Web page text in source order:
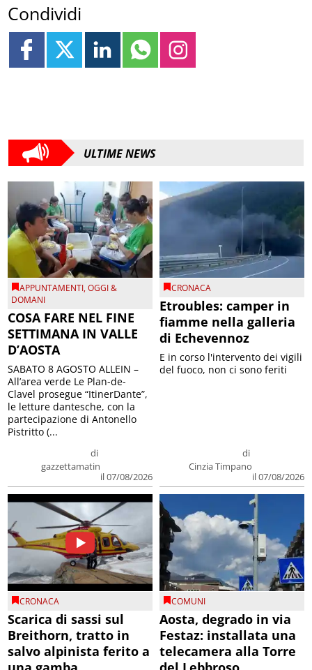
Condividi
ULTIME NEWS
APPUNTAMENTI,OGGI &
DOMANI
COSA FARE NEL FINE
SETTIMANA IN VALLE
D’AOSTA
di
gazzettamatin
il 07/08/2026
SABATO 8 AGOSTO ALLEIN –
All’area verde Le Plan-de-
Clavel prosegue “ItinerDante”,
le letture dantesche, con la
partecipazione di Antonello
Pistritto (...
CRONACA
Etroubles: camper in
fiamme nella galleria
di Echevennoz
di
Cinzia Timpano
il 07/08/2026
E in corso l'intervento dei vigili
del fuoco, non ci sono feriti
CRONACA
Scarica di sassi sul
Breithorn, tratto in
salvo alpinista ferito a
COMUNI
Aosta, degrado in via
Festaz: installata una
telecamera alla Torre